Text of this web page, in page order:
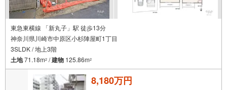
東急東横線 「新丸子」駅 徒歩13分
神奈川県川崎市中原区小杉陣屋町1丁目
3SLDK / 地上3階
土地71.18m2 /建物 125.86m2
8,180万円